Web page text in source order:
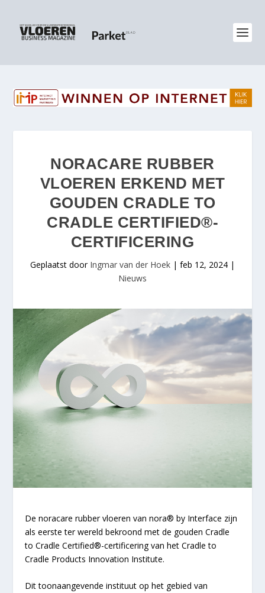
NORACARE RUBBER
VLOEREN ERKEND MET
GOUDEN CRADLE TO
CRADLE CERTIFIED®-
CERTIFICERING
Geplaatst door Ingmar van der Hoek | feb 12, 2024 |
Nieuws
De noracare rubber vloeren van nora® by Interface zijn
als eerste ter wereld bekroond met de gouden Cradle
to Cradle Certified®-certificering van het Cradle to
Cradle Products Innovation Institute.
Dit toonaangevende instituut op het gebied van